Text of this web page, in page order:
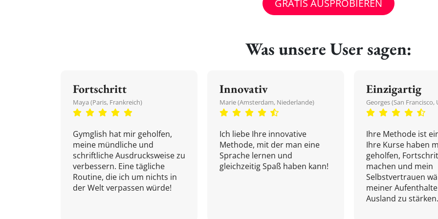
GRATIS AUSPROBIEREN
Was unsere User sagen:
Fortschritt
Maya (Paris, Frankreich)
Gymglish hat mir geholfen,
meine mündliche und
schriftliche Ausdrucksweise zu
verbessern. Eine tägliche
Routine, die ich um nichts in
der Welt verpassen würde!
Innovativ
Marie (Amsterdam, Niederlande)
Ich liebe Ihre innovative
Methode, mit der man eine
Sprache lernen und
gleichzeitig Spaß haben kann!
Einzigartig
Georges (San Francisco,
Ihre Methode ist
Ihre Kurse haben
geholfen,
machen und mein
Selbstvertrauen
meiner
Ausland zu